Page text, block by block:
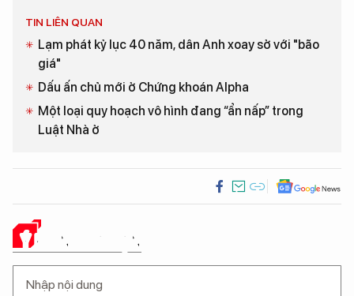
TIN LIÊN QUAN
Lạm phát kỷ lục 40 năm, dân Anh xoay sở với "bão
giá"
Dấu ấn chủ mới ở Chứng khoán Alpha
Một loại quy hoạch vô hình đang “ẩn nấp” trong
Luật Nhà ở
Ý KIẾN CỦA BẠN